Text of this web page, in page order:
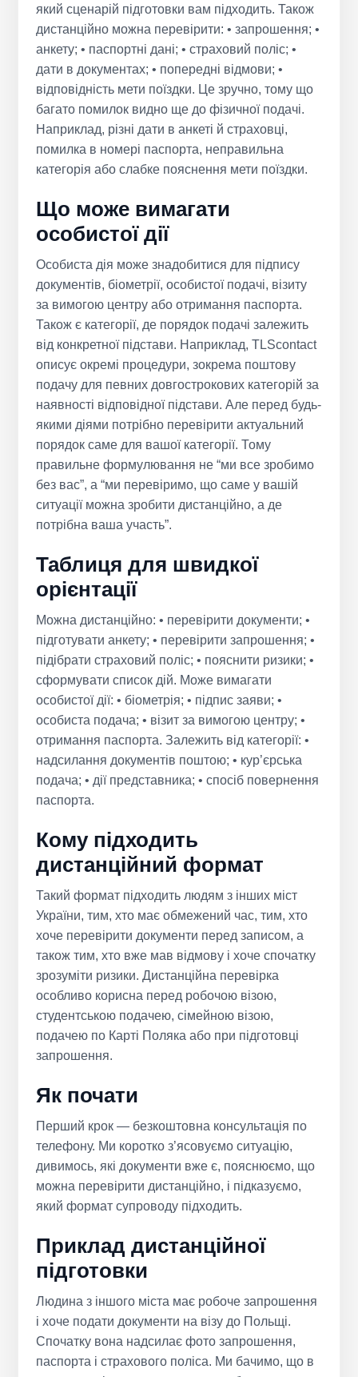
який сценарій підготовки вам підходить. Також
дистанційно можна перевірити: • запрошення; •
анкету; • паспортні дані; • страховий поліс; •
дати в документах; • попередні відмови; •
відповідність мети поїздки. Це зручно, тому що
багато помилок видно ще до фізичної подачі.
Наприклад, різні дати в анкеті й страховці,
помилка в номері паспорта, неправильна
категорія або слабке пояснення мети поїздки.
Що може вимагати
особистої дії
Особиста дія може знадобитися для підпису
документів, біометрії, особистої подачі, візиту
за вимогою центру або отримання паспорта.
Також є категорії, де порядок подачі залежить
від конкретної підстави. Наприклад, TLScontact
описує окремі процедури, зокрема поштову
подачу для певних довгострокових категорій за
наявності відповідної підстави. Але перед будь-
якими діями потрібно перевірити актуальний
порядок саме для вашої категорії. Тому
правильне формулювання не “ми все зробимо
без вас”, а “ми перевіримо, що саме у вашій
ситуації можна зробити дистанційно, а де
потрібна ваша участь”.
Таблиця для швидкої
орієнтації
Можна дистанційно: • перевірити документи; •
підготувати анкету; • перевірити запрошення; •
підібрати страховий поліс; • пояснити ризики; •
сформувати список дій. Може вимагати
особистої дії: • біометрія; • підпис заяви; •
особиста подача; • візит за вимогою центру; •
отримання паспорта. Залежить від категорії: •
надсилання документів поштою; • кур’єрська
подача; • дії представника; • спосіб повернення
паспорта.
Кому підходить
дистанційний формат
Такий формат підходить людям з інших міст
України, тим, хто має обмежений час, тим, хто
хоче перевірити документи перед записом, а
також тим, хто вже мав відмову і хоче спочатку
зрозуміти ризики. Дистанційна перевірка
особливо корисна перед робочою візою,
студентською подачею, сімейною візою,
подачею по Карті Поляка або при підготовці
запрошення.
Як почати
Перший крок — безкоштовна консультація по
телефону. Ми коротко з’ясовуємо ситуацію,
дивимось, які документи вже є, пояснюємо, що
можна перевірити дистанційно, і підказуємо,
який формат супроводу підходить.
Приклад дистанційної
підготовки
Людина з іншого міста має робоче запрошення
і хоче подати документи на візу до Польщі.
Спочатку вона надсилає фото запрошення,
паспорта і страхового поліса. Ми бачимо, що в